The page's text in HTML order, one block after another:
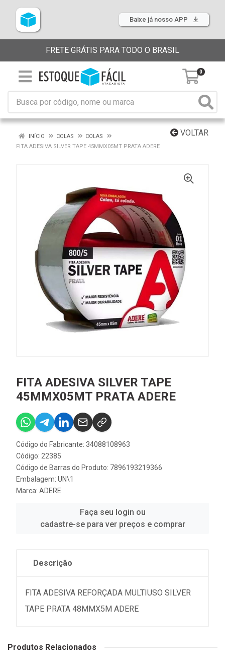
Baixe já nosso APP
FRETE GRÁTIS PARA TODO O BRASIL
0
VOLTAR
INÍCIO COLAS
COLAS
FITA ADESIVA SILVER TAPE 45MMX05MT PRATA ADERE
FITA ADESIVA SILVER TAPE
45MMX05MT PRATA ADERE
Código do Fabricante: 34088108963
Código: 22385
Código de Barras do Produto: 7896193219366
Embalagem: UN\1
Marca: ADERE
Faça seu login ou
cadastre-se para ver preços e comprar
Descrição
FITA ADESIVA REFORÇADA MULTIUSO SILVER
TAPE PRATA 48MMX5M ADERE
Produtos Relacionados